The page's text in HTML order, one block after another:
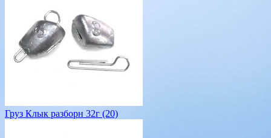
Груз Клык разборн 32г (20)